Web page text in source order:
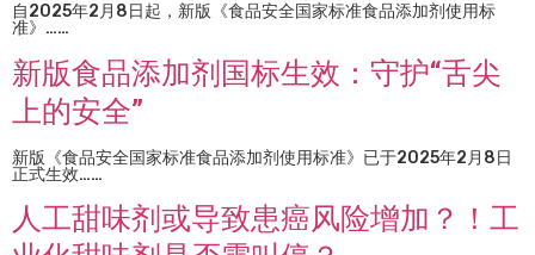
自2025年2月8日起，新版《食品安全国家标准食品添加剂使用标
准》……
新版食品添加剂国标生效：守护“舌尖
上的安全”
新版《食品安全国家标准食品添加剂使用标准》已于2025年2月8日
正式生效……
人工甜味剂或导致患癌风险增加？！工